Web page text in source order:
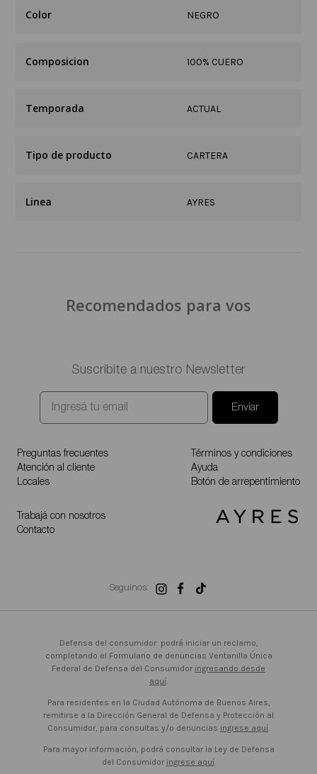
NEGRO
Composicion 100% CUERO
Temporada ACTUAL
Tipo de producto CARTERA
Linea AYRES
Recomendados para vos
Suscribite a nuestro Newsletter
Enviar
Preguntas frecuentes
Atención al cliente
Locales
Trabajá con nosotros
Contacto
Términos y condiciones
Ayuda
Botón de arrepentimiento
Seguinos:
Defensa del consumidor: podrá iniciar un reclamo,
completando el Formulario de denuncias Ventanilla Única
Federal de Defensa del Consumidor ingresando desde
aquí.
Para residentes en la Ciudad Autónoma de Buenos Aires,
remitirse a la Dirección General de Defensa y Protección al
Consumidor, para consultas y/o denuncias ingrese aquí.
Para mayor información, podrá consultar la Ley de Defensa
del Consumidor ingrese aquí.